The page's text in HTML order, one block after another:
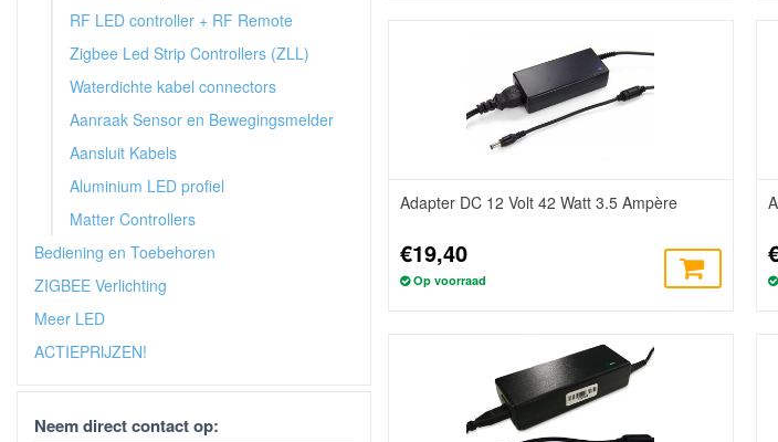
RF LED controller + RF Remote
Zigbee Led Strip Controllers (ZLL)
Waterdichte kabel connectors
Aanraak Sensor en Bewegingsmelder
Aansluit Kabels
Aluminium LED profiel
Matter Controllers
Bediening en Toebehoren
ZIGBEE Verlichting
Meer LED
ACTIEPRIJZEN!
Neem direct contact op:
Adapter DC 12 Volt 42 Watt 3.5 Ampère
€19,40
Op voorraad